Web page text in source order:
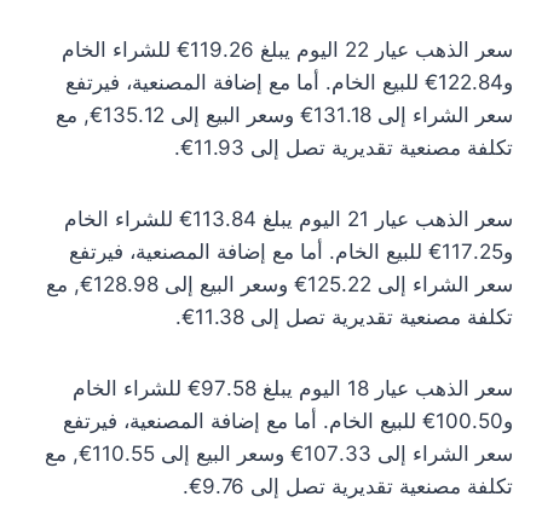
سعر الذهب عيار 22 اليوم يبلغ 119.26€ للشراء الخام
و122.84€ للبيع الخام. أما مع إضافة المصنعية، فيرتفع
سعر الشراء إلى 131.18€ وسعر البيع إلى 135.12€, مع
تكلفة مصنعية تقديرية تصل إلى 11.93€.
سعر الذهب عيار 21 اليوم يبلغ 113.84€ للشراء الخام
و117.25€ للبيع الخام. أما مع إضافة المصنعية، فيرتفع
سعر الشراء إلى 125.22€ وسعر البيع إلى 128.98€, مع
تكلفة مصنعية تقديرية تصل إلى 11.38€.
سعر الذهب عيار 18 اليوم يبلغ 97.58€ للشراء الخام
و100.50€ للبيع الخام. أما مع إضافة المصنعية، فيرتفع
سعر الشراء إلى 107.33€ وسعر البيع إلى 110.55€, مع
تكلفة مصنعية تقديرية تصل إلى 9.76€.